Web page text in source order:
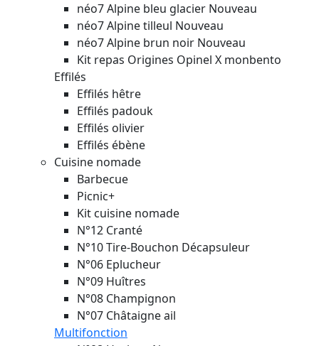
néo7 Alpine bleu glacier Nouveau
néo7 Alpine tilleul Nouveau
néo7 Alpine brun noir Nouveau
Kit repas Origines Opinel X monbento
Effilés
Effilés hêtre
Effilés padouk
Effilés olivier
Effilés ébène
Cuisine nomade
Barbecue
Picnic+
Kit cuisine nomade
N°12 Cranté
N°10 Tire-Bouchon Décapsuleur
N°06 Eplucheur
N°09 Huîtres
N°08 Champignon
N°07 Châtaigne ail
Multifonction